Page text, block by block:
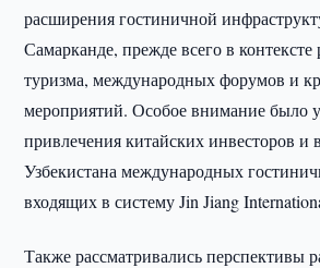
расширения гостиничной
Самарканде, прежде всего в контексте
туризма, международных форумов и
мероприятий. Особое внимание было
привлечения китайских инвесторов и
Узбекистана международных
входящих в систему Jin Jiang
Также рассматривались перспективы